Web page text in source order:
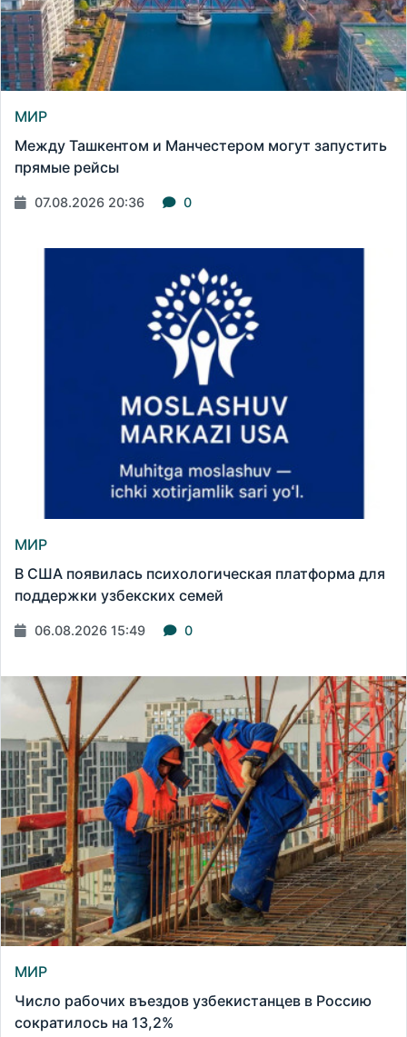
МИР
Между Ташкентом и Манчестером могут запустить
прямые рейсы
07.08.2026 20:36 0
МИР
В США появилась психологическая платформа для
поддержки узбекских семей
06.08.2026 15:49 0
МИР
Число рабочих въездов узбекистанцев в Россию
сократилось на 13,2%